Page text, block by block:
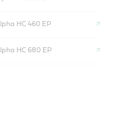
HC 460 EP
HC 680 EP